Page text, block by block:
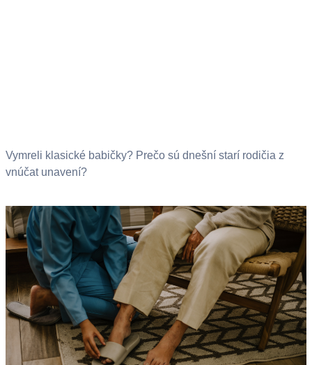
Vymreli klasické babičky? Prečo sú dnešní starí rodičia z
vnúčat unavení?